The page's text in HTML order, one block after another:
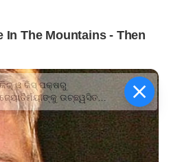
କିଟ୍‍ ଓ କିସ୍‍ ପକ୍ଷରୁ
ଜ୍ୟୋତିର୍ମୟୀଙ୍କୁ ଉଚ୍ଛ୍ୱସିତ
ସମ୍ବର୍ଦ୍ଧନା; ୫ଲକ୍ଷ ଟଙ୍କାର
ପ୍ରୋତ୍ସାହନ ରାଶି ପ୍ରଦାନ